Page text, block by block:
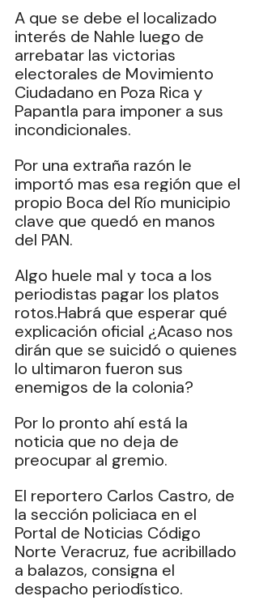
A que se debe el localizado
interés de Nahle luego de
arrebatar las victorias
electorales de Movimiento
Ciudadano en Poza Rica y
Papantla para imponer a sus
incondicionales.
Por una extraña razón le
importó mas esa región que el
propio Boca del Río municipio
clave que quedó en manos
del PAN.
Algo huele mal y toca a los
periodistas pagar los platos
rotos.Habrá que esperar qué
explicación oficial ¿Acaso nos
dirán que se suicidó o quienes
lo ultimaron fueron sus
enemigos de la colonia?
Por lo pronto ahí está la
noticia que no deja de
preocupar al gremio.
El reportero Carlos Castro, de
la sección policiaca en el
Portal de Noticias Código
Norte Veracruz, fue acribillado
a balazos, consigna el
despacho periodístico.